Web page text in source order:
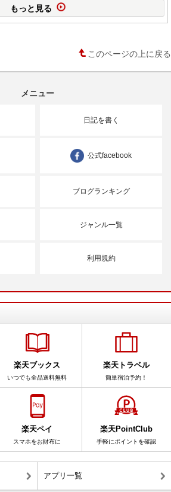
もっと見る
このページの上に戻る
メニュー
日記を書く
公式facebook
ブログランキング
ジャンル一覧
利用規約
楽天ブックス
いつでも全品送料無料
楽天トラベル
簡単宿泊予約！
楽天ペイ
スマホをお財布に
楽天PointClub
手軽にポイントを確認
アプリ一覧